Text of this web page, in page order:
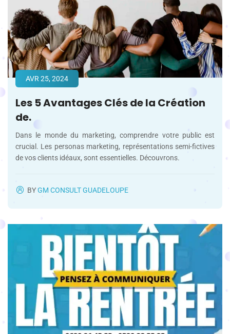
Les 5 Avantages Clés de la Création
de.
Dans le monde du marketing, comprendre votre public est
crucial. Les personas marketing, représentations semi-fictives
de vos clients idéaux, sont essentielles. Découvrons.
AVR 25, 2024
BYGM CONSULT GUADELOUPE